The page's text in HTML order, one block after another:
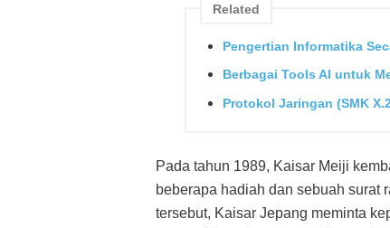
Related
Pengertian Informatika
Berbagai Tools AI untuk
Protokol Jaringan (SMK
Pada tahun 1989, Kaisar Meiji
beberapa hadiah dan sebuah surat
tersebut, Kaisar Jepang meminta